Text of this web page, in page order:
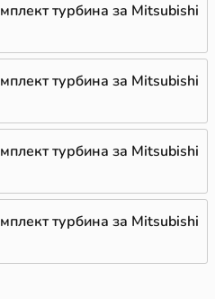
турбина за Mitsubishi
турбина за Mitsubishi
турбина за Mitsubishi
турбина за Mitsubishi